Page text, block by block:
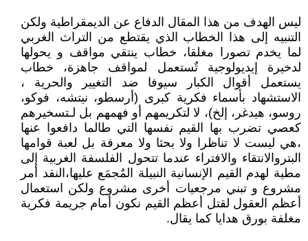
ليس الهدف من هذا المقال الدفاع عن الديمقراطية ولكن
التنبيه إلى هذا الخطاب الذي يقتطع من التراث الغربي
لما يخدم تصورا مغلقا، خطاب ينتقي مواقف و يحولها
لدخيرة إيديولوجية تٌستعمل لمواقف جاهزة، خطاب
يستعمل أقوال الكبار سيوفا ضد التغيير والحرية ،
الاستشهاد بأسماء فكرية كبرى (أرسطو، نيتشه، فوكو،
روسو، هيدغر، إلخ)، لا لتكريمهم أو فهمهم بل لـتسخيرهم
كعصي تضرب بها القيم نفسها التي طالما دافعوا عنها
،هي ليست لا تناظرا ولا بحثا ولا معرفة بل لعبة قوامها
البتروالانتقاء والافتراء عندما تتحول الفلسفة الغربية إلى
مطية لهدم القيم الإنسانية النبيلة المٌجمَع عليها،النقد أمر
مشروع و تبني مرجعيات أخرى مشروع ولكن استعمال
أعظم العقول لقتل أعظم القيم نكون أمام جريمة فكرية
مغلفة بورق هدايا كما يقال.